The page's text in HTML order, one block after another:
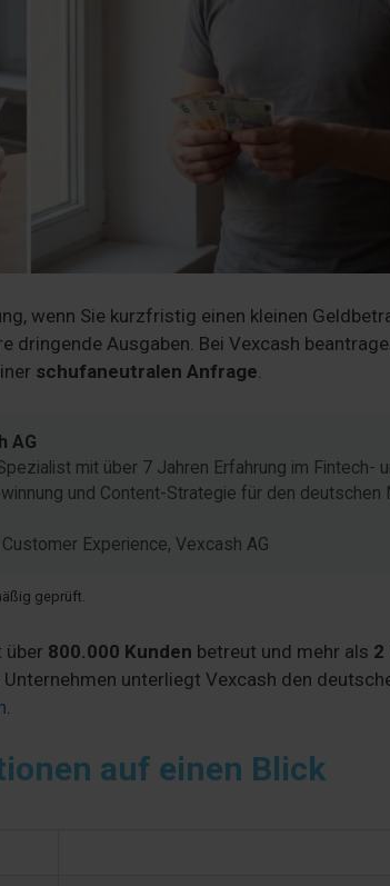
wenn Sie kurzfristig einen kleinen
dringende Ausgaben. Bei Vexcash
schufaneutralen Anfrage
AG
mit über 7 Jahren Erfahrung im Fintech-
und Content-Strategie für den deutschen
Experience, Vexcash AG
geprüft.
über 800.000 Kunden betreut und mehr als 2
unterliegt Vexcash den
auf einen Blick